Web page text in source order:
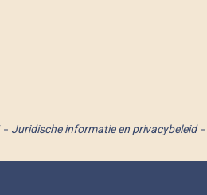
Juridische informatie en privacybeleid